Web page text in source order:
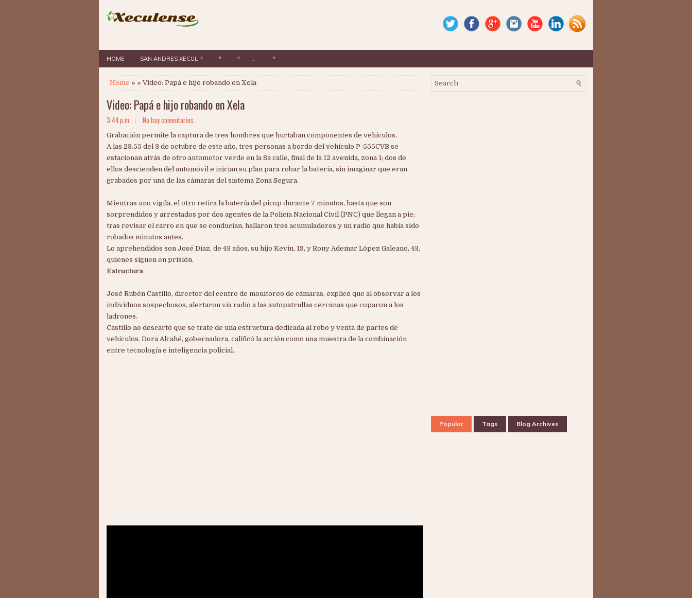
HOME SAN ANDRES XECUL » » » . »
Home » » Video: Papá e hijo robando en Xela
Video: Papá e hijo robando en Xela
3:44 p.m. No hay comentarios.
Grabación permite la captura de tres hombres que hurtaban componentes de vehículos.
A las 23.55 del 3 de octubre de este año, tres personas a bordo del vehículo P-555CVB se
estacionan atrás de otro automotor verde en la 8a calle, final de la 12 avenida, zona 1; dos de
ellos descienden del automóvil e inician su plan para robar la batería, sin imaginar que eran
grabados por una de las cámaras del sistema Zona Segura.
Mientras uno vigila, el otro retira la batería del picop durante 7 minutos, hasta que son
sorprendidos y arrestados por dos agentes de la Policía Nacional Civil (PNC) que llegan a pie;
tras revisar el carro en que se conducían, hallaron tres acumuladores y un radio que había sido
robados minutos antes.
Lo aprehendidos son José Díaz, de 43 años, su hijo Kevin, 19, y Rony Ademar López Galeano, 43,
quienes siguen en prisión.
Estructura
José Rubén Castillo, director del centro de monitoreo de cámaras, explicó que al observar a los
individuos sospechosos, alertaron vía radio a las autopatrullas cercanas que coparon a los
ladrones.
Castillo no descartó que se trate de una estructura dedicada al robo y venta de partes de
vehículos. Dora Alcahé, gobernadora, calificó la acción como una muestra de la combinación
entre tecnología e inteligencia policial.
Popular Tags Blog Archives